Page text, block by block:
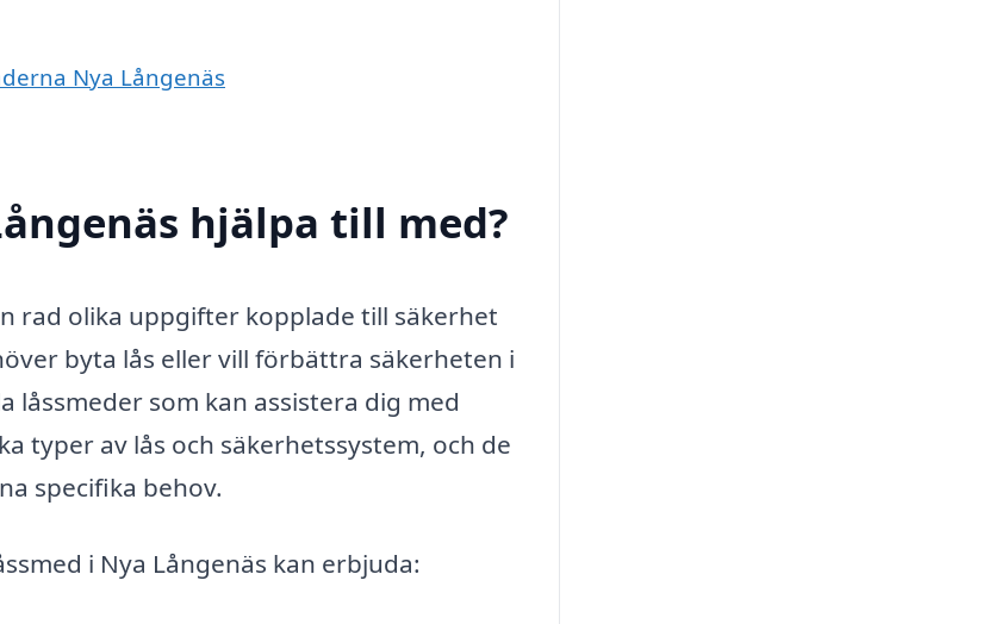
Nya Långenäs
hjälpa till med?
rad olika uppgifter kopplade till säkerhet
byta lås eller vill förbättra säkerheten i
som kan assistera dig med
typer av lås och säkerhetssystem, och de
specifika behov.
i Nya Långenäs kan erbjuda: